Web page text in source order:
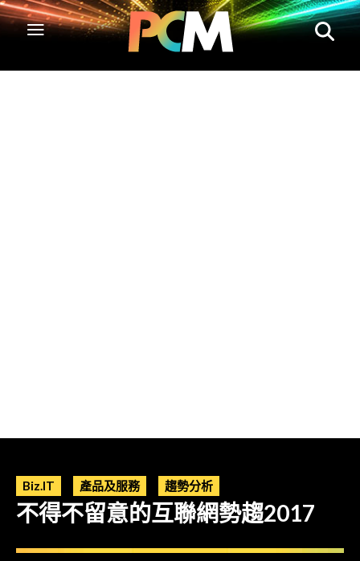
Biz.IT 產品及服務 趨勢分析
不得不留意的互聯網勢趨2017